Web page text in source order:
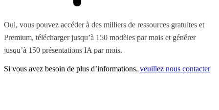
Oui, vous pouvez accéder à des milliers de ressources gratuites et
Premium, télécharger jusqu’à 150 modèles par mois et générer
jusqu’à 150 présentations IA par mois.
Si vous avez besoin de plus d’informations, veuillez nous contacter